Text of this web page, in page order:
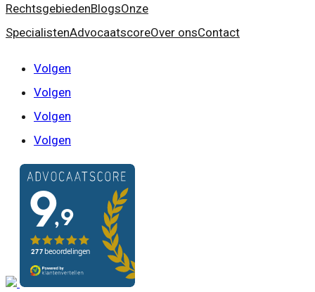
RechtsgebiedenBlogsOnze
SpecialistenAdvocaatscoreOver onsContact
Volgen
Volgen
Volgen
Volgen